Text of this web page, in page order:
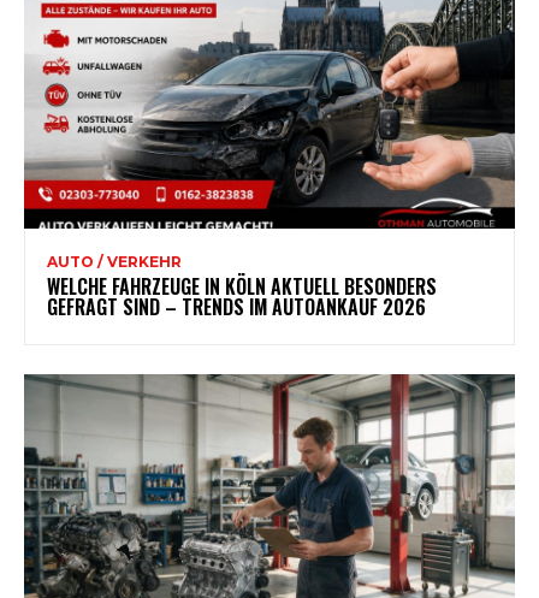
AUTO / VERKEHR
WELCHE FAHRZEUGE IN KÖLN AKTUELL BESONDERS
GEFRAGT SIND – TRENDS IM AUTOANKAUF 2026